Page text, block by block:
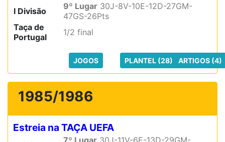
I Divisão 9º Lugar 30J-8V-10E-12D-27GM-
47GS-26Pts
Taça de
Portugal
1/2 final
JOGOS PLANTEL (28) ARTIGOS (4)
1985/1986
Estreia na TAÇA UEFA
7º Lugar 30J-11V-6E-13D-29GM-